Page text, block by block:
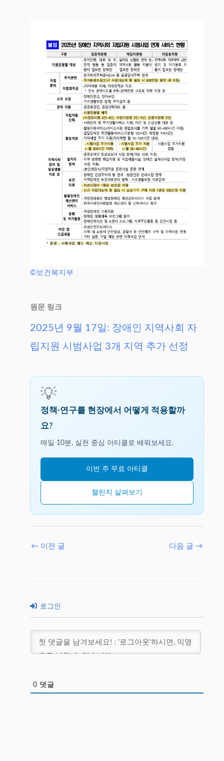
©보건복지부
원문 링크
2025년 9월 17일: 장애인 지역사회 자
립지원 시범사업 3개 지역 추가 선정
💡
정책·연구를 현장에서 어떻게 적용할까
요?
매일 10분, 실천 중심 아티클로 배워보세요.
이번 주 무료 아티클
챌린지 살펴보기
← 이전 글 다음 글 →
로그인
0 댓글